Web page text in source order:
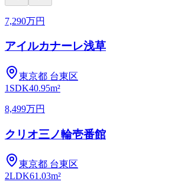
7,290万円
アイルカナーレ浅草
東京都 台東区
1SDK40.95m²
8,499万円
クリオ三ノ輪壱番館
東京都 台東区
2LDK61.03m²